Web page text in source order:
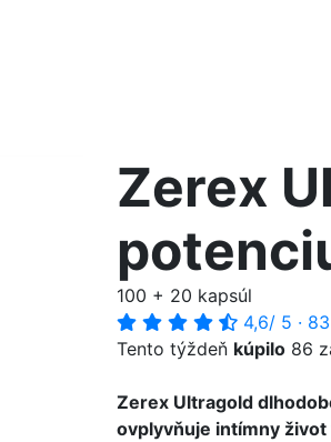
Zerex
100 + 20 kapsúl
4,6/ 5 ·
Tento týždeň kúpilo 86
Zerex Ultragold
ovplyvňuje intímny